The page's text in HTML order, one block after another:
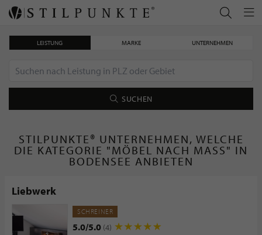
LEISTUNG MARKE UNTERNEHMEN
SUCHEN
STILPUNKTE® UNTERNEHMEN, WELCHE
DIE KATEGORIE "MÖBEL NACH MASS" IN B
ODENSEE ANBIETEN
Liebwerk
SCHREINER
5.0/5.0 (4)